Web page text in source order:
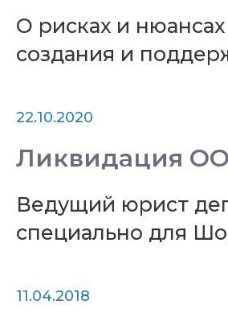
О рисках и
создания и
22.10.2020
Ликвидация
Ведущий юрист
специально для
11.04.2018